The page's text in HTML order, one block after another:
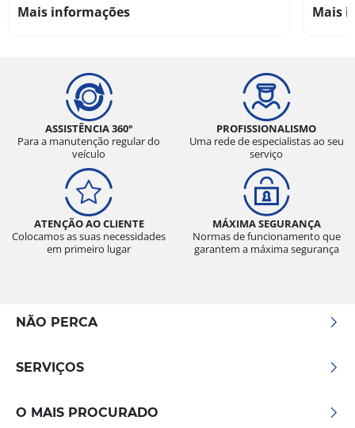
Mais informações Mais
ASSISTÊNCIA 360°
Para a manutenção regular do
veículo
PROFISSIONALISMO
Uma rede de especialistas ao seu
serviço
ATENÇÃO AO CLIENTE
Colocamos as suas necessidades
em primeiro lugar
MÁXIMA SEGURANÇA
Normas de funcionamento que
garantem a máxima segurança
NÃO PERCA
SERVIÇOS
O MAIS PROCURADO